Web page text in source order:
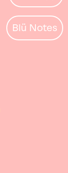
Blü Notes